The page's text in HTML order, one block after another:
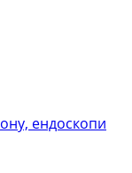
ендоскопи